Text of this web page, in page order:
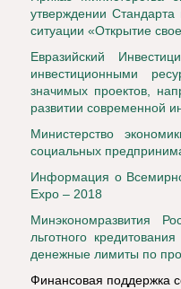
утверждении Стандарта
ситуации «Открытие
Евразийский
инвестиционными
значимых проектов,
развитии современной
Министерство
социальных
Информация о
Expo – 2018
Минэкономразвития
льготного
денежные лимиты по
Финансовая поддержка